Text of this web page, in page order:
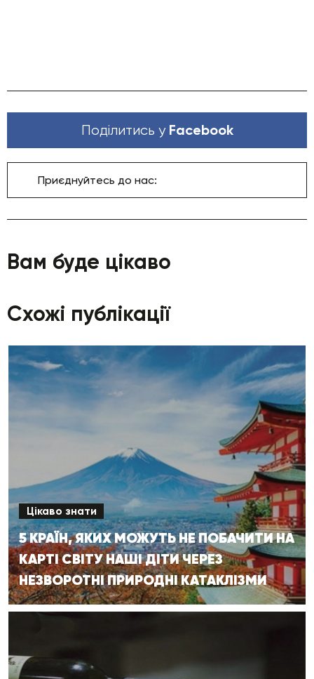
Поділитись у Facebook
Приєднуйтесь до нас:
Вам буде цікаво
Схожі публікації
Цікаво знати
5 КРАЇН, ЯКИХ МОЖУТЬ НЕ ПОБАЧИТИ НА
КАРТІ СВІТУ НАШІ ДІТИ ЧЕРЕЗ
НЕЗВОРОТНІ ПРИРОДНІ КАТАКЛІЗМИ